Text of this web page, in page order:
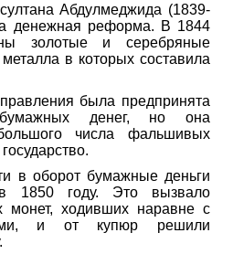
Абдулмеджида (1839-
денежная реформа. В 1844
золотые и серебряные
в которых составила
была предпринята
денег, но она
числа фальшивых
в оборот бумажные деньги
1850 году. Это вызвало
монет, ходивших наравне с
и от купюр решили